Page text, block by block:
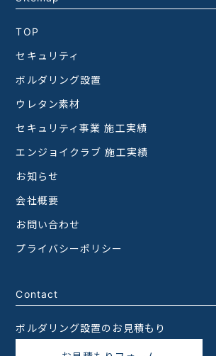
TOP
セキュリティ
ボルダリング設置
ウレタン素材
セキュリティ事業 施工実績
エンジョイクラブ 施工実績
お知らせ
会社概要
お問い合わせ
プライバシーポリシー
Contact
ボルダリング設置のお見積もり